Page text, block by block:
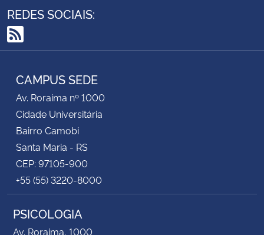
REDES SOCIAIS:
RSS
CAMPUS SEDE
Av. Roraima nº 1000
Cidade Universitária
Bairro Camobi
Santa Maria - RS
CEP: 97105-900
+55 (55) 3220-8000
PSICOLOGIA
Av. Roraima, 1000